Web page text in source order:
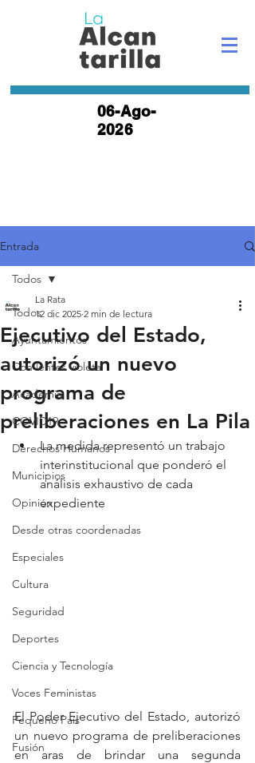
06-Ago-
2026
Entrada
Todos
Ayuntamientos
Con lentes violeta
Academia
COVID19
Derechos Humanos
Municipios
Opinión
Desde otras coordenadas
Especiales
Cultura
Seguridad
Deportes
Ciencia y Tecnología
Voces Feministas
Pequeño País
Fusión
Todos
Ejecutivo del Estado,
autorizó un nuevo
programa de
preliberaciones en La Pila
La Rata
12 dic 2025 2 min de lectura
La medida representó un trabajo
interinstitucional que ponderó el
análisis exhaustivo de cada
expediente
El Poder Ejecutivo del Estado, autorizó
un nuevo programa de preliberaciones
en aras de brindar una segunda